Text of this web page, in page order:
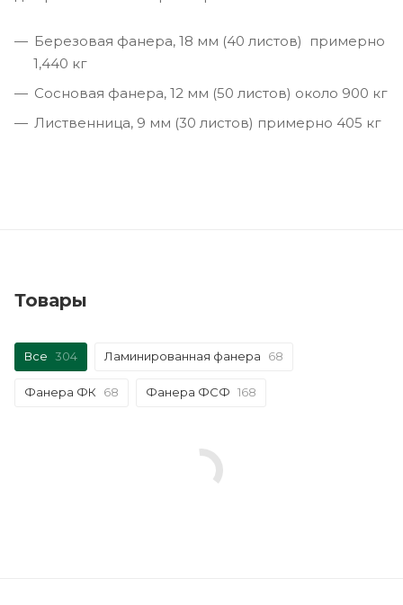
Березовая фанера, 18 мм (40 листов) примерно
1,440 кг
Сосновая фанера, 12 мм (50 листов) около 900 кг
Лиственница, 9 мм (30 листов) примерно 405 кг
Товары
Все 304 Ламинированная фанера 68
Фанера ФК 68 Фанера ФСФ 168